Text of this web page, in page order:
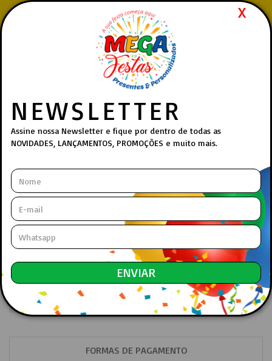
WhatsApp
| Atendimento rápido,
humano e 100% online.
Whatsapp:(27) 99839-4412
DEPARTAMENTOS INFORMAÇÕES
FORMAS DE PAGAMENTO
X
NEWSLETTER
Assine nossa Newsletter e fique por dentro de todas as
NOVIDADES, LANÇAMENTOS, PROMOÇÕES e muito mais.